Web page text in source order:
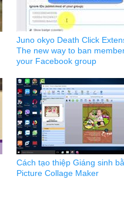
Juno okyo Death Click
The new way to ban
your Facebook group
Cách tạo thiệp Giáng sinh
Picture Collage Maker